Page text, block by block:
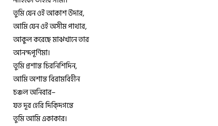
তুমি যেন ওই আকাশ উদার,
আমি যেন ওই অসীম পাথার,
আকুল করেছে মাঝখানে তার
আনন্দপূর্ণিমা।
তুমি প্রশান্ত চিরনিশিদিন,
আমি অশান্ত বিরামবিহীন
চঞ্চল অনিবার–
যত দূর হেরি দিক্দিগন্তে
তুমি আমি একাকার।